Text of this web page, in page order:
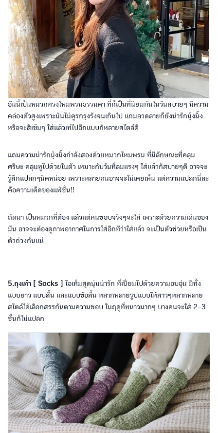
อันนี้เป็นหมวกทรงไหมพรมธรรมดา ที่ก็เป็นที่นิยมกันในวันสบายๆ มีความ
คล่องตัวสูงเพราะมันไม่ดูรกรุงรังจนเกินไป แถมลวดลายก็ยังน่ารักมุ้งมิ้ง
หรือจะสีเข้มๆ ใส่แล้วเท่ไปอีกแบบก็หลายสไตล์ดี
แถมความน่ารักมุ้งมิ้งกำลังสองด้วยหมวกไหมพรม ที่มีลักษณะที่คลุม
ศรีษะ คลุมหูไปด้วยในตัว เหมาะกับวันที่ลมแรงๆ ใส่แล้วก็สบายๆดี อาจจะ
รู้สึกแปลกๆนิดหน่อย เพราะหลายคนอาจจะไม่เคยเห็น แต่ความแปลกนี่ละ
คือความเด็ดของแฟ่ชั่น!!
ถัดมา เป็นหมวกที่ต้อง แล้วแต่คนชอบจริงๆจะใส่ เพราะด้วยความเด่นของ
มัน อาจจะต้องดูภาพอากาศในการใส่อีกทีว่าใส่แล้ว จะเป็นตัวช่วยหรือเป็น
ตัวถ่วงกันแน่
5.ถุงเท้า [ Socks ]
ไอเท็มสุดนุ่มน่ารัก ที่เปี่ยมไปด้วยความอบอุ่น มีทั้ง
แบบยาว แบบสั้น และแบบข้อสั้น หลากหลายรูปแบบให้สาวๆหลากหลาย
สไตล์ได้เลือกสรรกันตามความชอบ ในฤดูที่หนาวมากๆ บางคนจะใส่ 2-3
ชั้นก็ไม่แปลก